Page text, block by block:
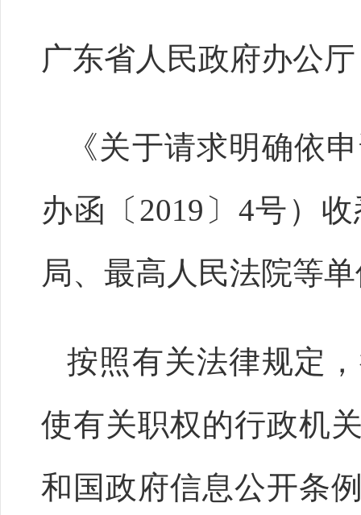
广东省人民政府办公
《关于请求明确依
办函〔2019〕4号）
局、最高人民法院等
按照有关法律规定
使有关职权的行政机
和国政府信息公开条